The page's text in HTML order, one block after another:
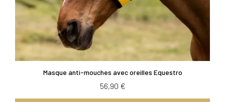
Masque anti-mouches avec oreilles Equestro
56,90 €